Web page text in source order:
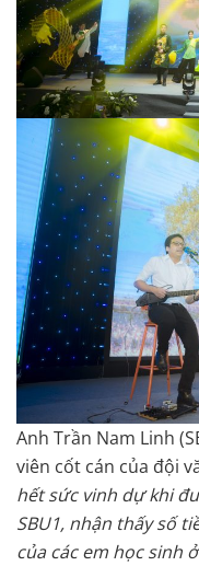
Anh Trần Nam Linh
viên cốt cán của đội
hết sức vinh dự khi
SBU1, nhận thấy số
của các em học sinh